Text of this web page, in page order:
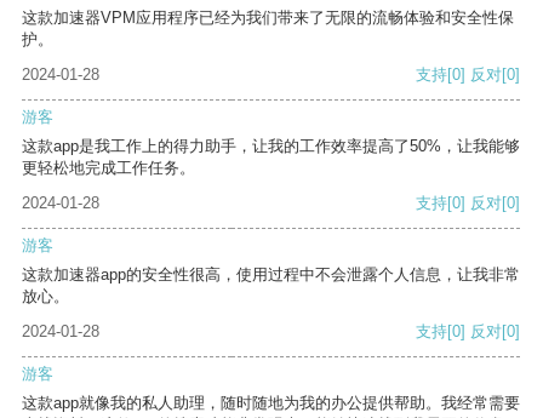
这款加速器VPM应用程序已经为我们带来了无限的流畅体验和安全性保
护。
2024-01-28
支持[0] 反对[0]
游客
这款app是我工作上的得力助手，让我的工作效率提高了50%，让我能够
更轻松地完成工作任务。
2024-01-28
支持[0] 反对[0]
游客
这款加速器app的安全性很高，使用过程中不会泄露个人信息，让我非常
放心。
2024-01-28
支持[0] 反对[0]
游客
这款app就像我的私人助理，随时随地为我的办公提供帮助。我经常需要